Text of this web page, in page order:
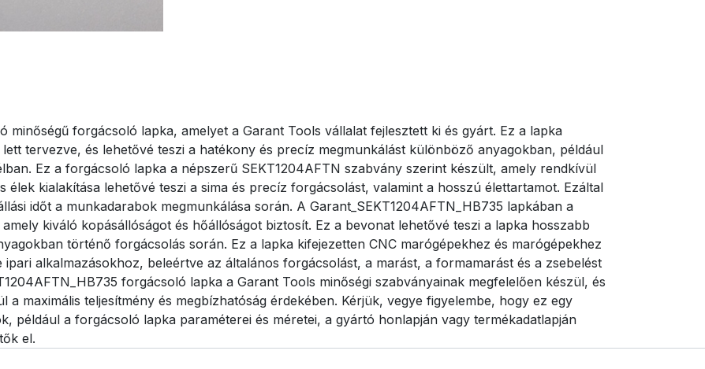
minőségű forgácsoló lapka, amelyet a Garant Tools vállalat fejlesztett ki és gyárt. Ez a lapka
tervezve, és lehetővé teszi a hatékony és precíz megmunkálást különböző anyagokban, például
Ez a forgácsoló lapka a népszerű SEKT1204AFTN szabvány szerint készült, amely rendkívül
élek kialakítása lehetővé teszi a sima és precíz forgácsolást, valamint a hosszú élettartamot. Ezáltal
időt a munkadarabok megmunkálása során. A Garant_SEKT1204AFTN_HB735 lapkában a
kiváló kopásállóságot és hőállóságot biztosít. Ez a bevonat lehetővé teszi a lapka hosszabb
történő forgácsolás során. Ez a lapka kifejezetten CNC marógépekhez és marógépekhez
alkalmazásokhoz, beleértve az általános forgácsolást, a marást, a formamarást és a zsebelést
forgácsoló lapka a Garant Tools minőségi szabványainak megfelelően készül, és
a maximális teljesítmény és megbízhatóság érdekében. Kérjük, vegye figyelembe, hogy ez egy
például a forgácsoló lapka paraméterei és méretei, a gyártó honlapján vagy termékadatlapján
el.